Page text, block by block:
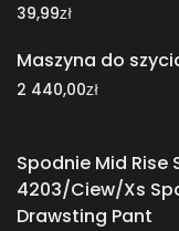
39,99zł
Maszyna do
2 440,00zł
Spodnie Mid Rise
4203/Ciew/Xs
Drawsting Pant